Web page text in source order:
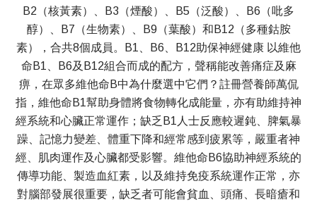
B2（核黃素）、B3（煙酸）、B5（泛酸）、B6（吡多
醇）、B7（生物素）、B9（葉酸）和B12（多種鈷胺
素），合共8個成員。B1、B6、B12助保神經健康 以維他
命B1、B6及B12組合而成的配方，聲稱能改善痛症及麻
痹，在眾多維他命B中為什麼選中它們？註冊營養師萬侃
指，維他命B1幫助身體將食物轉化成能量，亦有助維持神
經系統和心臟正常運作；缺乏B1人士反應較遲鈍、脾氣暴
躁、記憶力變差、體重下降和經常感到疲累等，嚴重者神
經、肌肉運作及心臟都受影響。維他命B6協助神經系統的
傳導功能、製造血紅素，以及維持免疫系統運作正常，亦
對腦部發展很重要，缺乏者可能會貧血、頭痛、長暗瘡和